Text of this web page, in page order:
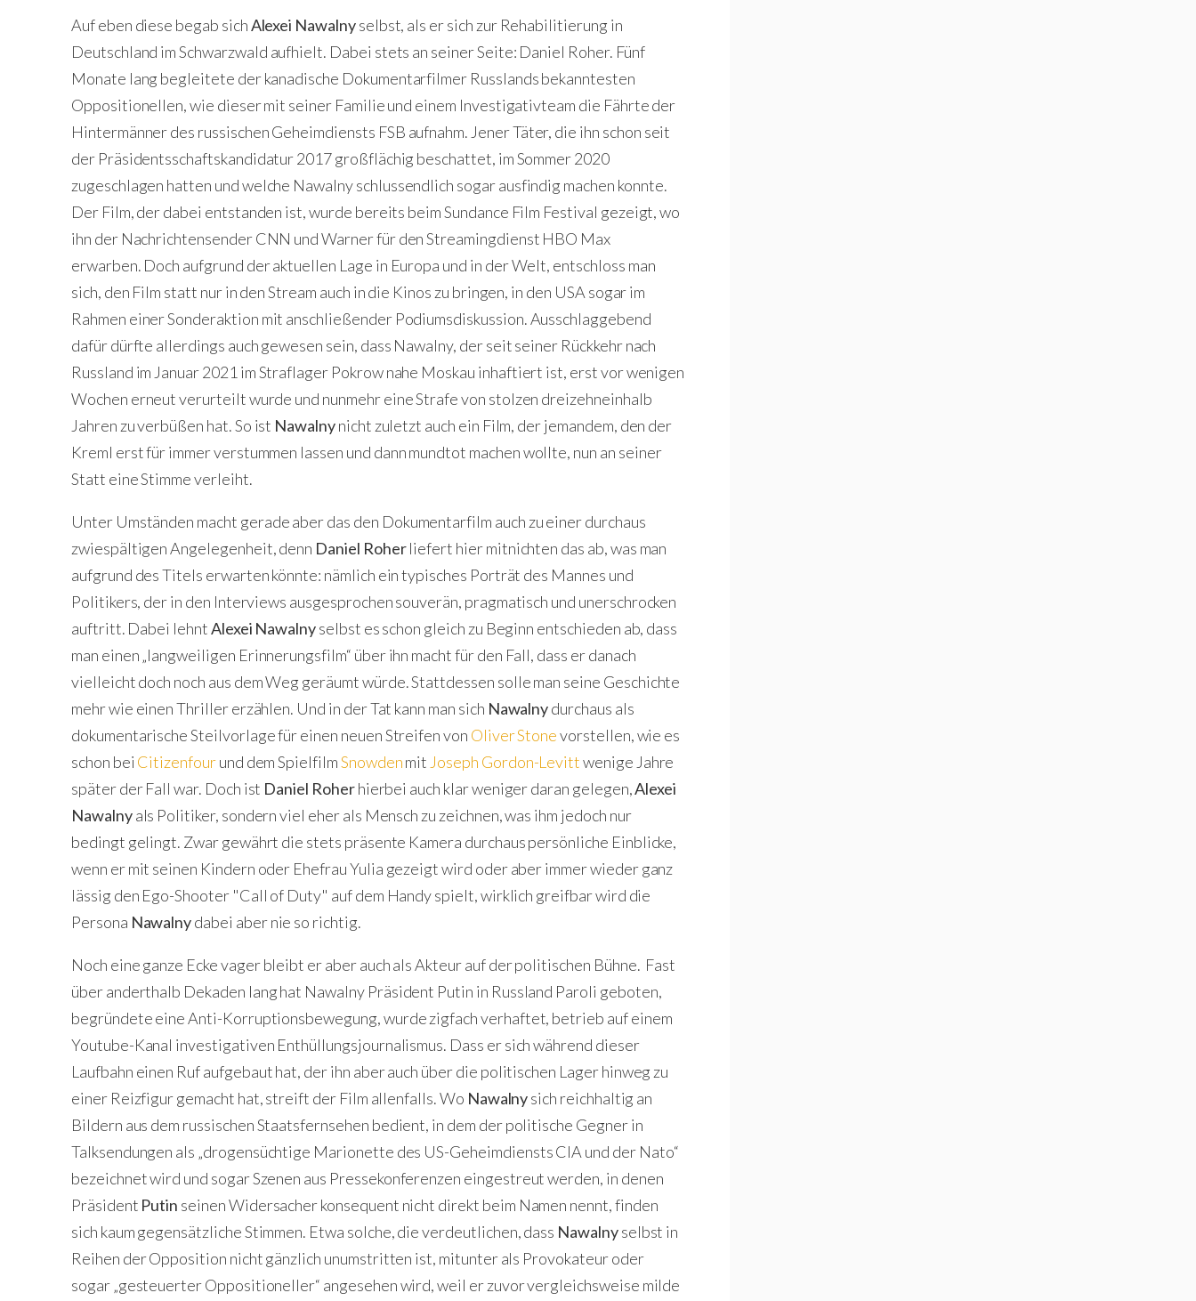
Auf eben diese begab sichAlexei Nawalnyselbst, als er sich zur Rehabilitierung in
Deutschland im Schwarzwald aufhielt. Dabei stets an seiner Seite: Daniel Roher. Fünf
Monate lang begleitete der kanadische Dokumentarfilmer Russlands bekanntesten
Oppositionellen, wie dieser mit seiner Familie und einem Investigativteam die Fährte der
Hintermänner des russischen Geheimdiensts FSB aufnahm. Jener Täter, die ihn schon seit
der Präsidentsschaftskandidatur 2017 großflächig beschattet, im Sommer 2020
zugeschlagen hatten und welche Nawalny schlussendlich sogar ausfindig machen konnte.
Der Film, der dabei entstanden ist, wurde bereits beim Sundance Film Festival gezeigt, wo
ihn der Nachrichtensender CNN und Warner für den Streamingdienst HBO Max
erwarben. Doch aufgrund der aktuellen Lage in Europa und in der Welt, entschloss man
sich, den Film statt nur in den Stream auch in die Kinos zu bringen, in den USA sogar im
Rahmen einer Sonderaktion mit anschließender Podiumsdiskussion. Ausschlaggebend
dafür dürfte allerdings auch gewesen sein, dass Nawalny, der seit seiner Rückkehr nach
Russland im Januar 2021 im Straflager Pokrow nahe Moskau inhaftiert ist, erst vor wenigen
Wochen erneut verurteilt wurde und nunmehr eine Strafe von stolzen dreizehneinhalb
Jahren zu verbüßen hat. So ist Nawalnynicht zuletzt auch ein Film, der jemandem, den der
Kreml erst für immer verstummen lassen und dann mundtot machen wollte, nun an seiner
Statt eine Stimme verleiht.
Unter Umständen macht gerade aber das den Dokumentarfilm auch zu einer durchaus
zwiespältigen Angelegenheit, denn Daniel Roherliefert hier mitnichten das ab, was man
aufgrund des Titels erwarten könnte: nämlich ein typisches Porträt des Mannes und
Politikers, der in den Interviews ausgesprochen souverän, pragmatisch und unerschrocken
auftritt. Dabei lehntAlexei Nawalnyselbst es schon gleich zu Beginn entschieden ab, dass
man einen „langweiligen Erinnerungsfilm“ über ihn macht für den Fall, dass er danach
vielleicht doch noch aus dem Weg geräumt würde. Stattdessen solle man seine Geschichte
mehr wie einen Thriller erzählen. Und in der Tat kann man sich Nawalnydurchaus als
dokumentarische Steilvorlage für einen neuen Streifen von Oliver Stonevorstellen, wie es
schon bei Citizenfourund dem SpielfilmSnowdenmit Joseph Gordon-Levittwenige Jahre
später der Fall war. Doch ist Daniel Roherhierbei auch klar weniger daran gelegen,Alexei
Nawalnyals Politiker, sondern viel eher als Mensch zu zeichnen, was ihm jedoch nur
bedingt gelingt. Zwar gewährt die stets präsente Kamera durchaus persönliche Einblicke,
wenn er mit seinen Kindern oder Ehefrau Yulia gezeigt wird oder aber immer wieder ganz
lässig den Ego-Shooter "Call of Duty" auf dem Handy spielt, wirklich greifbar wird die
Persona Nawalnydabei aber nie so richtig.
Noch eine ganze Ecke vager bleibt er aber auch als Akteur auf der politischen Bühne. Fast
über anderthalb Dekaden lang hat Nawalny Präsident Putin in Russland Paroli geboten,
begründete eine Anti-Korruptionsbewegung, wurde zigfach verhaftet, betrieb auf einem
Youtube-Kanal investigativen Enthüllungsjournalismus. Dass er sich während dieser
Laufbahn einen Ruf aufgebaut hat, der ihn aber auch über die politischen Lager hinweg zu
einer Reizfigur gemacht hat, streift der Film allenfalls. Wo Nawalnysich reichhaltig an
Bildern aus dem russischen Staatsfernsehen bedient, in dem der politische Gegner in
Talksendungen als „drogensüchtige Marionette des US-Geheimdiensts CIA und der Nato“
bezeichnet wird und sogar Szenen aus Pressekonferenzen eingestreut werden, in denen
Präsident Putin seinen Widersacher konsequent nicht direkt beim Namen nennt, finden
sich kaum gegensätzliche Stimmen. Etwa solche, die verdeutlichen, dass Nawalnyselbst in
Reihen der Opposition nicht gänzlich unumstritten ist, mitunter als Provokateur oder
sogar „gesteuerter Oppositioneller“ angesehen wird, weil er zuvor vergleichsweise milde